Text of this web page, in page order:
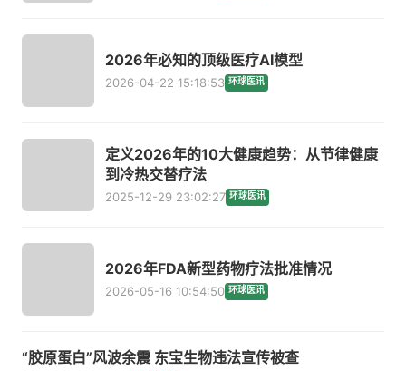
2026年必知的顶级医疗AI模型
2026-04-22 15:18:53 环球医讯
定义2026年的10大健康趋势：从节律健康
到冷热交替疗法
2025-12-29 23:02:27 环球医讯
2026年FDA新型药物疗法批准情况
2026-05-16 10:54:50 环球医讯
“胶原蛋白”风波余震 东宝生物违法宣传被查